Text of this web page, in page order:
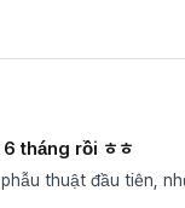
tháng rồi ㅎㅎ
thuật đầu tiên,